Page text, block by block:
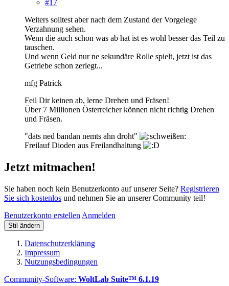
#17
Weiters solltest aber nach dem Zustand der Vorgelege
Verzahnung sehen.
Wenn die auch schon was ab hat ist es wohl besser das Teil zu
tauschen.
Und wenn Geld nur ne sekundäre Rolle spielt, jetzt ist das
Getriebe schon zerlegt...
mfg Patrick
Feil Dir keinen ab, lerne Drehen und Fräsen!
Über 7 Millionen Österreicher können nicht richtig Drehen
und Fräsen.
"dats ned bandan nemts ahn droht"
Freilauf Dioden aus Freilandhaltung
Jetzt mitmachen!
Sie haben noch kein Benutzerkonto auf unserer Seite? Registrieren
Sie sich kostenlos und nehmen Sie an unserer Community teil!
Benutzerkonto erstellen Anmelden
Stil ändern
Datenschutzerklärung
Impressum
Nutzungsbedingungen
Community-Software: WoltLab Suite™ 6.1.19